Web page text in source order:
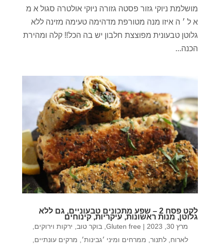
מושלמת ניוקי גזור פסטה גזורה ניוקי אולטרה סגול א מ
א ל ׳ ה איזו מנה מטורפת מדהימה טעימה מזינה ללא
גלוטן טבעונית מפוצצת חלבון יש בה הכל‼️ קלה ומהירת
הכנה...
לקט פסח 2 – שפע מתכונים טבעוניים, גם ללא
גלוטן, מנות ראשונות, עיקריות, קינוחים
מרץ 30, 2023 |
Gluten free בוקר טוב ירקות וירוקים
לארוח ,לתנור ממרחים ומיני ׳גבינות׳ מרקים עונתיים